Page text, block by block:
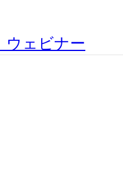
ウェビナー